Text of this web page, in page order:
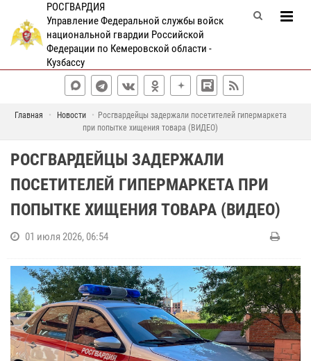
РОСГВАРДИЯ
Управление Федеральной службы войск
национальной гвардии Российской
Федерации по Кемеровской области -
Кузбассу
Главная Новости
Росгвардейцы задержали посетителей гипермаркета
при попытке хищения товара (ВИДЕО)
РОСГВАРДЕЙЦЫ ЗАДЕРЖАЛИ
ПОСЕТИТЕЛЕЙ ГИПЕРМАРКЕТА ПРИ
ПОПЫТКЕ ХИЩЕНИЯ ТОВАРА (ВИДЕО)
01 июля 2026, 06:54